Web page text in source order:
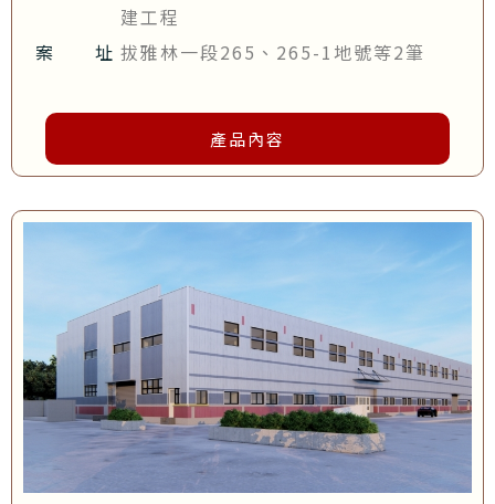
建工程
案 址 拔雅林一段265、265-1地號等2筆
產品內容